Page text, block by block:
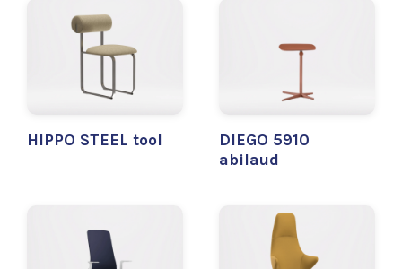
HIPPO STEEL tool
DIEGO 5910
abilaud